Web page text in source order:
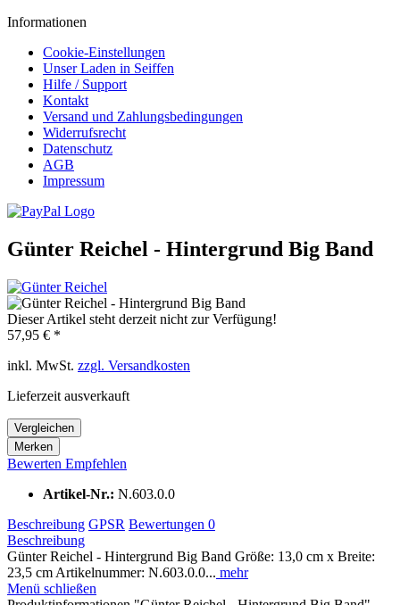
Informationen
Cookie-Einstellungen
Unser Laden in Seiffen
Hilfe / Support
Kontakt
Versand und Zahlungsbedingungen
Widerrufsrecht
Datenschutz
AGB
Impressum
Günter Reichel - Hintergrund Big Band
Dieser Artikel steht derzeit nicht zur Verfügung!
57,95 € *
inkl. MwSt. zzgl. Versandkosten
Lieferzeit ausverkauft
Vergleichen
Merken
Bewerten Empfehlen
Artikel-Nr.: N.603.0.0
Beschreibung GPSR Bewertungen 0
Beschreibung
Günter Reichel - Hintergrund Big Band Größe: 13,0 cm x Breite:
23,5 cm Artikelnummer: N.603.0.0... mehr
Menü schließen